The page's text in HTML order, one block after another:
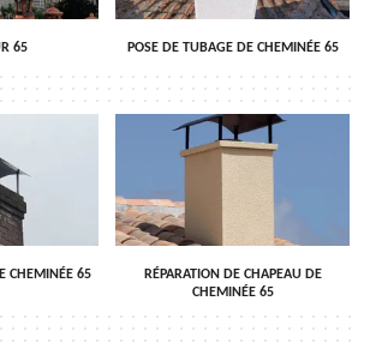
65 POSE DE TUBAGE DE CHEMINÉE 65
CHEMINÉE 65
RÉPARATION DE CHAPEAU DE
CHEMINÉE 65